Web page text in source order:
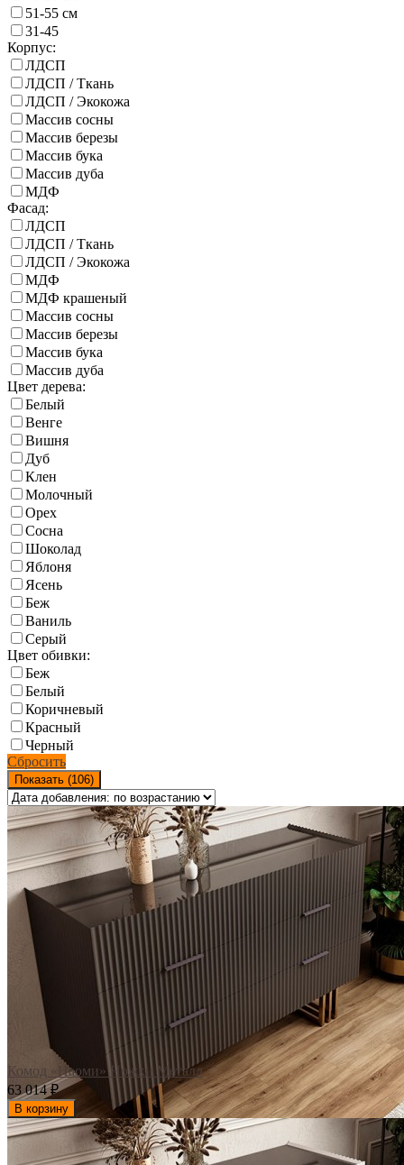
51-55 см
31-45
Корпус:
ЛДСП
ЛДСП / Ткань
ЛДСП / Экокожа
Массив сосны
Массив березы
Массив бука
Массив дуба
МДФ
Фасад:
ЛДСП
ЛДСП / Ткань
ЛДСП / Экокожа
МДФ
МДФ крашеный
Массив сосны
Массив березы
Массив бука
Массив дуба
Цвет дерева:
Белый
Венге
Вишня
Дуб
Клен
Молочный
Орех
Сосна
Шоколад
Яблоня
Ясень
Беж
Ваниль
Серый
Цвет обивки:
Беж
Белый
Коричневый
Красный
Черный
Сбросить
Показать (106)
Комод «Наоми» Ножки Металл
63 014₽
В корзину